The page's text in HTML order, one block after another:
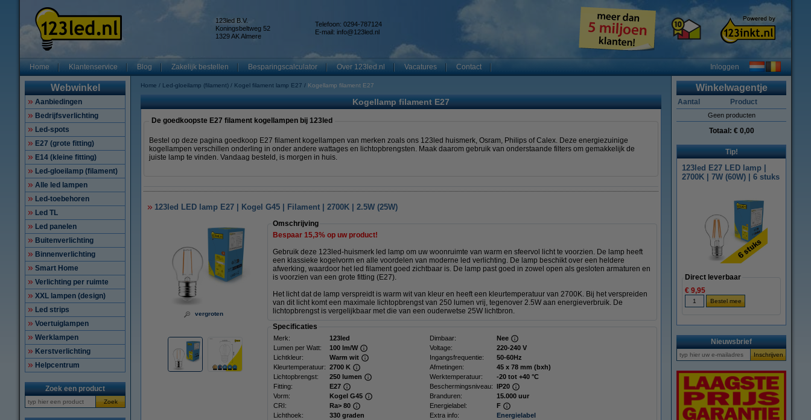
123led B.V.
Koningsbeltweg 52
1329 AK Almere
Telefoon: 0294-787124
E-mail: info@123led.nl
Home Klantenservice Blog Zakelijk bestellen Besparingscalculator Over 123led.nl Vacatures Contact Inloggen
Webwinkel
Aanbiedingen
Bedrijfsverlichting
Led-spots
E27 (grote fitting)
E14 (kleine fitting)
Led-gloeilamp (filament)
Alle led lampen
Led-toebehoren
Led TL
Led panelen
Buitenverlichting
Binnenverlichting
Smart Home
Verlichting per ruimte
XXL lampen (design)
Led strips
Voertuiglampen
Werklampen
Kerstverlichting
Helpcentrum
Zoek een product
Zoek
Home Led-gloeilamp (filament) Kogel filament lamp E27 Kogellamp filament E27
Kogellamp filament E27
De goedkoopste E27 filament kogellampen bij 123led
Bestel op deze pagina goedkoop E27 filament kogellampen van merken zoals ons 123led huismerk, Osram, Philips of Calex. Deze energiezuinige
kogellampen verschillen onderling in onder andere wattages en lichtopbrengsten. Maak daarom gebruik van onderstaande filters om gemakkelijk de
juiste lamp te vinden. Vandaag besteld, is morgen in huis.
123led LED lamp E27 | Kogel G45 | Filament | 2700K | 2.5W (25W)
vergroten
Omschrijving
Bespaar 15,3% op uw product!
Gebruik deze 123led-huismerk led lamp om uw woonruimte van warm en sfeervol licht te voorzien. De lamp heeft
een klassieke kogelvorm en alle voordelen van moderne led verlichting. De lamp beschikt over een heldere
afwerking, waardoor het led filament goed zichtbaar is. De lamp past goed in zowel open als gesloten armaturen en
is voorzien van een grote fitting (E27).
Het licht dat de lamp verspreidt is warm wit van kleur en heeft een kleurtemperatuur van 2700K. Bij het verspreiden
van dit licht komt een maximale lichtopbrengst van 250 lumen vrij, tegenover 2.5W aan energieverbruik. De
lichtopbrengst is vergelijkbaar met die van een ouderwetse 25W lichtbron.
Specificaties
Merk: 123led Dimbaar:
Nee
Lumen per Watt:
100 lm/W Voltage:
220-240 V
Lichtkleur:
Warm wit Ingangsfrequentie:
50-60Hz
Kleurtemperatuur: 2700 K Afmetingen:
45 x 78 mm (bxh)
Lichtopbrengst:
250 lumen Werktemperatuur:
-20 tot +40 °C
Fitting:
E27 Beschermingsniveau: IP20
Vorm:
Kogel G45 Branduren:
15.000 uur
CRI:
Ra> 80 Energielabel:
F
Lichthoek:
330 graden Extra info:
Energielabel
Winkelwagentje
Aantal Product
Geen producten
Totaal: € 0,00
Tip!
123led E27 LED lamp |
2700K | 7W (60W) | 6 stuks
Direct leverbaar
€ 9,95
Nieuwsbrief